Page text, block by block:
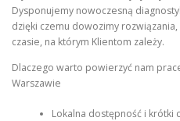
Dysponujemy nowoczesną
dzięki czemu dowozimy
czasie, na którym Klientom zależy.
Dlaczego warto powierzyć nam
Warszawie
Lokalna dostępność i krótki